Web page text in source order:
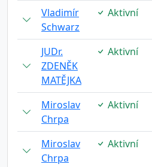
Vladimír
Schwarz
Aktivní
JUDr.
ZDENĚK
MATĚJKA
Aktivní
Miroslav
Chrpa
Aktivní
Miroslav
Chrpa
Aktivní